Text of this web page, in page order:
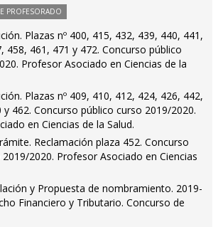
PROFESORADO
Plazas nº 400, 415, 432, 439, 440, 441,
458, 461, 471 y 472. Concurso público
Profesor Asociado en Ciencias de la
Plazas nº 409, 410, 412, 424, 426, 442,
y 462. Concurso público curso 2019/2020.
en Ciencias de la Salud.
Reclamación plaza 452. Concurso
2020. Profesor Asociado en Ciencias
y Propuesta de nombramiento. 2019-
Financiero y Tributario. Concurso de